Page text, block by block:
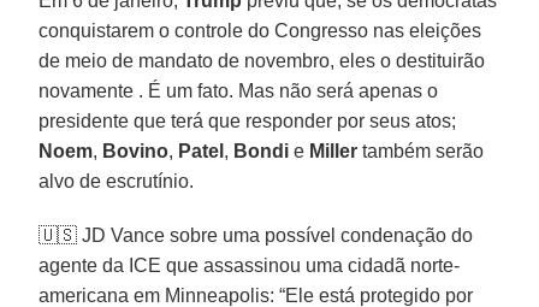
conquistarem o controle do Congresso nas eleições
de meio de mandato de novembro, eles o destituirão
novamente . É um fato. Mas não será apenas o
presidente que terá que responder por seus atos;
Noem, Bovino, Patel , Bondi e Miller também serão
alvo de escrutínio.
🇺🇸 JD Vance sobre uma possível condenação do
agente da ICE que assassinou uma cidadã norte-
americana em Minneapolis: “Ele está protegido por